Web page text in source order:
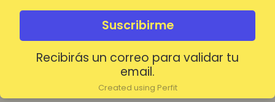
Suscribirme
Recibirás un correo para validar tu
email.
Created using Perfit
Mantenerme conectado
Acceder